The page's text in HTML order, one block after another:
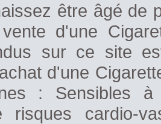
être âgé de
d'une
sur ce site
d'une
: Sensibles
risques cardio-